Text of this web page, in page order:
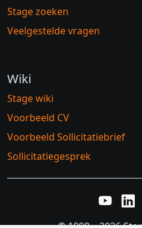
Stage zoeken
Veelgestelde vragen
Wiki
Stage wiki
Voorbeeld CV
Voorbeeld Sollicitatiebrief
Sollicitatiegesprek